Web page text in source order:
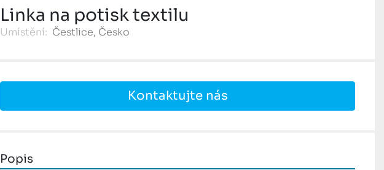
Linka na potisk textilu
Umístění: Čestlice, Česko
Kontaktujte nás
Popis